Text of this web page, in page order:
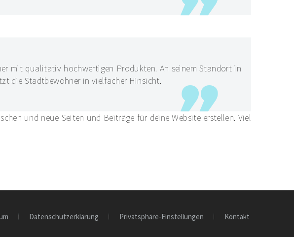
mit qualitativ hochwertigen Produkten. An seinem Standort in
die Stadtbewohner in vielfacher Hinsicht.
und neue Seiten und Beiträge für deine Website erstellen. Viel
Datenschutzerklärung Privatsphäre-Einstellungen Kontakt